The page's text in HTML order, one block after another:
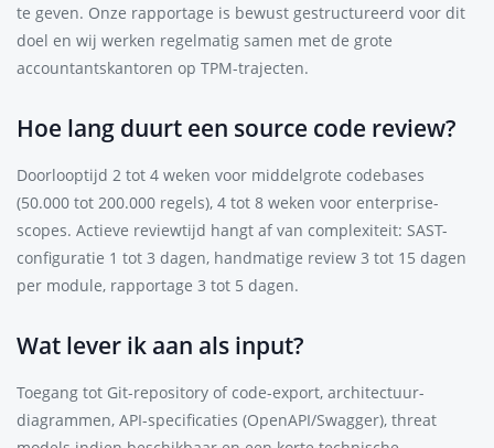
te geven. Onze rapportage is bewust gestructureerd voor dit
doel en wij werken regelmatig samen met de grote
accountantskantoren op TPM-trajecten.
Hoe lang duurt een source code review?
Doorlooptijd 2 tot 4 weken voor middelgrote codebases
(50.000 tot 200.000 regels), 4 tot 8 weken voor enterprise-
scopes. Actieve reviewtijd hangt af van complexiteit: SAST-
configuratie 1 tot 3 dagen, handmatige review 3 tot 15 dagen
per module, rapportage 3 tot 5 dagen.
Wat lever ik aan als input?
Toegang tot Git-repository of code-export, architectuur-
diagrammen, API-specificaties (OpenAPI/Swagger), threat